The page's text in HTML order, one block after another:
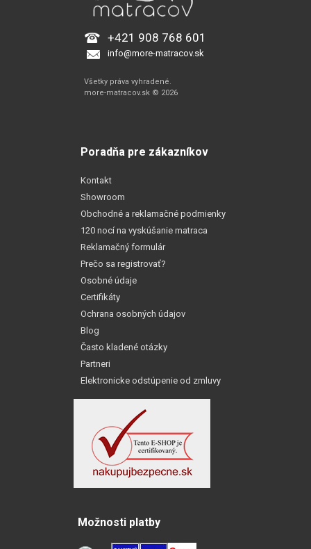
+421 908 768 601
info@more-matracov.sk
Všetky práva vyhradené.
more-matracov.sk © 2026
Poradňa pre zákazníkov
Kontakt
Showroom
Obchodné a reklamačné podmienky
120 nocí na vyskúšanie matraca
Reklamačný formulár
Prečo sa registrovať?
Osobné údaje
Certifikáty
Ochrana osobných údajov
Blog
Často kladené otázky
Partneri
Elektronicke odstúpenie od zmluvy
Možnosti platby